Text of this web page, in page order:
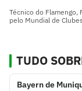
Técnico do Flamengo,
pelo Mundial de
TUDO
Bayern de